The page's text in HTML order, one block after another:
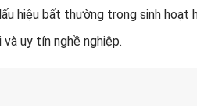
hiệu bất thường trong sinh hoạt
uy tín nghề nghiệp.